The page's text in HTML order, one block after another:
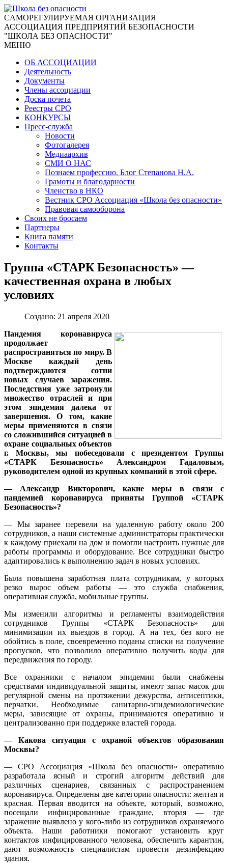
CАМОРЕГУЛИРУЕМАЯ ОРГАНИЗАЦИЯ
АССОЦИАЦИЯ ПРЕДПРИЯТИЙ БЕЗОПАСНОСТИ
"ШКОЛА БЕЗ ОПАСНОСТИ"
МЕНЮ
ОБ АССОЦИАЦИИ
Деятельность
Документы
Члены ассоциации
Доска почета
Реестры СРО
КОНКУРСЫ
Пресс-служба
Новости
Фотогалерея
Медиаархив
СМИ О НАС
Познаем профессию. Блог Степанова Н.А.
Грамоты и благодарности
Членство в НКО
Вестник СРО Ассоциация «Школа без опасности»
Правовая самооборона
Своих не бросаем
Партнеры
Книга памяти
Контакты
Группа «СТАРК Безопасность» —
качественная охрана в любых
условиях
Создано: 21 апреля 2020
Пандемия коронавируса
продолжает
распространяться по миру. В
Москве каждый день
подтверждаются сотни
новых случаев заражения.
Последствия уже затронули
множество отраслей и при
этом эпидемия далека от
завершения. О том, какие
меры применяются в связи
со сложившийся ситуацией в
охране социальных объектов
г. Москвы, мы побеседовали с президентом
Группы
«СТАРК Безопасность» Александром Гадаловым,
руководителем одной из крупных компаний в этой сфере.
— Александр Викторович, какие меры в связи с
пандемией коронавируса приняты Группой «СТАРК
Безопасность»?
— Мы заранее перевели на удаленную работу около 200
сотрудников, а наши системные администраторы практически
к каждому приехали на дом и помогли настроить нужные для
работы программы и оборудование. Все сотрудники быстро
адаптировались к выполнению задач в новых условиях.
Была повышена заработная плата сотрудникам, у которых
резко вырос объем работы — это служба снабжения,
оперативная служба, мобильные группы.
Мы изменили алгоритмы и регламенты взаимодействия
сотрудников Группы «СТАРК Безопасность» для
минимизации их выездов в город. А на тех, без кого не
обойтись в поле, своевременно поданы списки на получение
пропусков, что позволило оперативно получить коды для
передвижения по городу.
Все охранники с началом эпидемии были снабжены
средствами индивидуальной защиты, имеют запас масок для
регулярной смены на протяжении дежурства, антисептики,
перчатки. Необходимые санитарно-эпидемиологические
меры, зависящие от охраны, принимаются оперативно и
централизованно при поддержке властей города.
— Какова ситуация с охраной объектов образования
Москвы?
— СРО Ассоциация «Школа без опасности» оперативно
разработала ясный и строгий алгоритм действий для
различных сценариев, связанных с распространением
коронавируса. Определены две категории опасности: желтая и
красная. Первая вводится на объекте, который, возможно,
посещали инфицированные граждане, вторая — где
заражение выявлено у кого-либо из сотрудников охраняемого
объекта. Наши работники помогают установить круг
контактов инфицированного человека, обеспечить карантин,
дают возможность специалистам провести дезинфекцию
здания.